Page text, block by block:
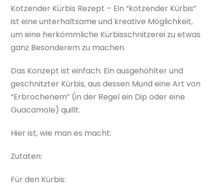
Kotzender Kürbis Rezept – Ein “kotzender Kürbis”
ist eine unterhaltsame und kreative Möglichkeit,
um eine herkömmliche Kürbisschnitzerei zu etwas
ganz Besonderem zu machen.
Das Konzept ist einfach: Ein ausgehöhlter und
geschnitzter Kürbis, aus dessen Mund eine Art von
“Erbrochenem” (in der Regel ein Dip oder eine
Guacamole) quillt.
Hier ist, wie man es macht:
Zutaten:
Für den Kürbis: